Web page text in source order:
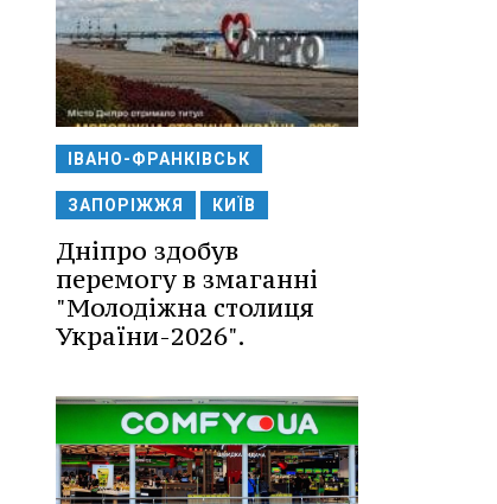
ІВАНО-ФРАНКІВСЬК
ЗАПОРІЖЖЯ КИЇВ
Дніпро здобув
перемогу в змаганні
"Молодіжна столиця
України-2026".